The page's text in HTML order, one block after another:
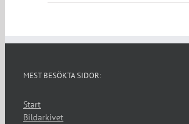
MEST BESÖKTA SIDOR:
Start
Bildarkivet